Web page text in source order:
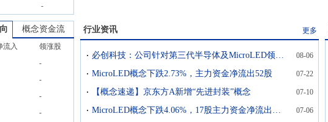
-
概念资金流
流入
领涨股
-
-
-
-
行业资讯 更多
必创科技：公司针对第三代半导体及MicroLED领域推出了基于拉曼光谱和荧光成像的检测系统 08-06
MicroLED概念下跌2.73%，主力资金净流出52股 07-22
【概念速递】京东方A新增“先进封装”概念 07-10
MicroLED概念下跌4.06%，17股主力资金净流出超亿元 07-06